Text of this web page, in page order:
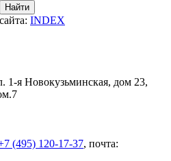
Найти
INDEX
1-я Новокузьминская, дом 23,
(495) 120-17-37, почта: